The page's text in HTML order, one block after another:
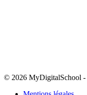
© 2026 MyDigitalSchool -